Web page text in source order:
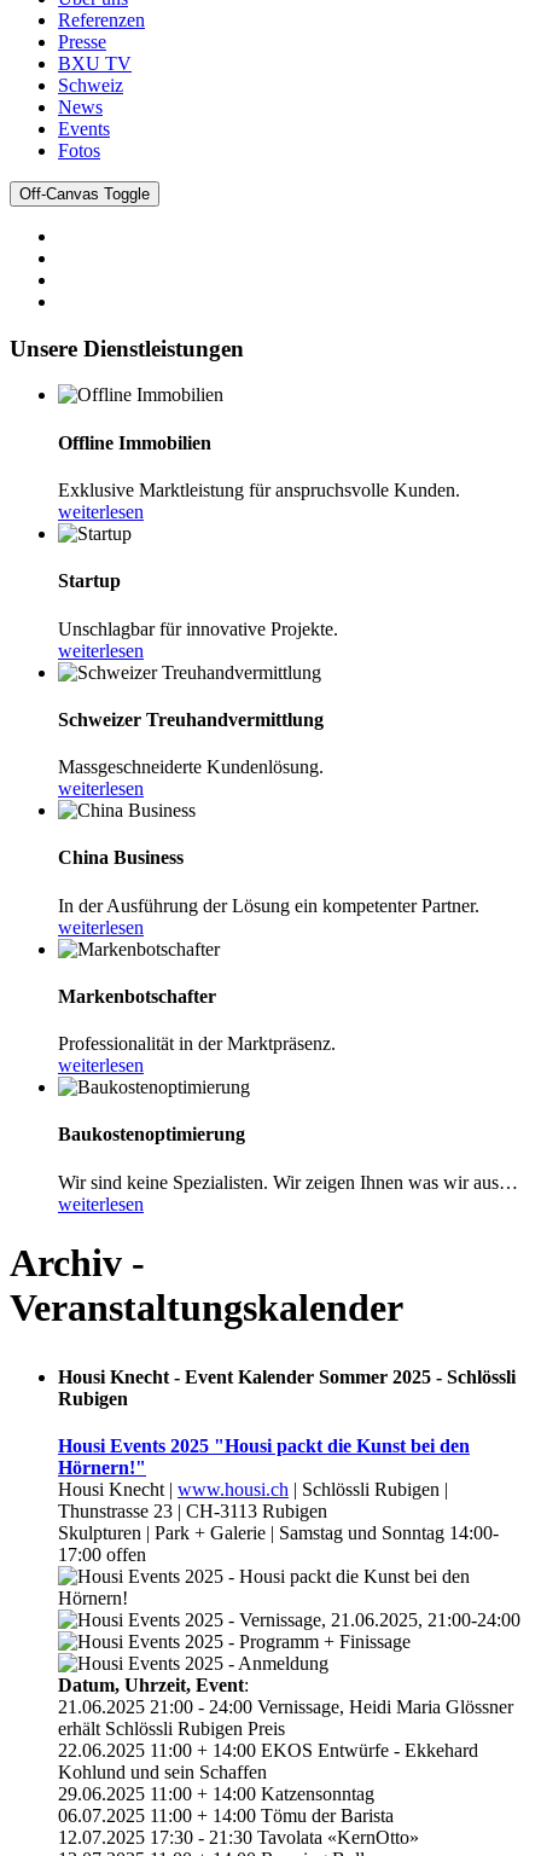
Referenzen
Presse
BXU TV
Schweiz
News
Events
Fotos
Off-Canvas Toggle
Unsere Dienstleistungen
Offline Immobilien
Exklusive Marktleistung für anspruchsvolle Kunden.
weiterlesen
Startup
Unschlagbar für innovative Projekte.
weiterlesen
Schweizer Treuhandvermittlung
Massgeschneiderte Kundenlösung.
weiterlesen
China Business
In der Ausführung der Lösung ein kompetenter Partner.
weiterlesen
Markenbotschafter
Professionalität in der Marktpräsenz.
weiterlesen
Baukostenoptimierung
Wir sind keine Spezialisten. Wir zeigen Ihnen was wir aus…
weiterlesen
Archiv -
Veranstaltungskalender
Housi Knecht - Event Kalender Sommer 2025 - Schlössli
Rubigen
Housi Events 2025 "Housi packt die Kunst bei den
Hörnern!"
Housi Knecht | www.housi.ch | Schlössli Rubigen |
Thunstrasse 23 | CH-3113 Rubigen
Skulpturen | Park + Galerie | Samstag und Sonntag 14:00-
17:00 offen
Datum, Uhrzeit, Event:
21.06.2025 21:00 - 24:00 Vernissage, Heidi Maria Glössner
erhält Schlössli Rubigen Preis
22.06.2025 11:00 + 14:00 EKOS Entwürfe - Ekkehard
Kohlund und sein Schaffen
29.06.2025 11:00 + 14:00 Katzensonntag
06.07.2025 11:00 + 14:00 Tömu der Barista
12.07.2025 17:30 - 21:30 Tavolata «KernOtto»